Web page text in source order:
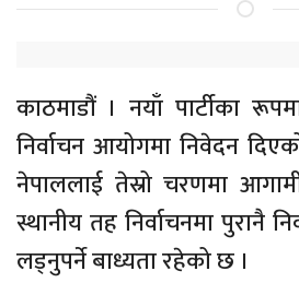
काठमाडौं । नयाँ पार्टीका
निर्वाचन आयोगमा निवेदन दिएको
नेपाललाई तेस्रो चरणमा
स्थानीय तह निर्वाचनमा पुरानै
लड्नुपर्ने बाध्यता रहेको छ ।